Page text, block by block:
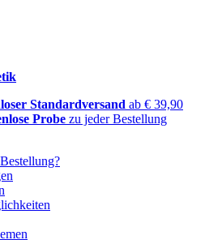
Standardversand ab € 39,90
Probe zu jeder Bestellung